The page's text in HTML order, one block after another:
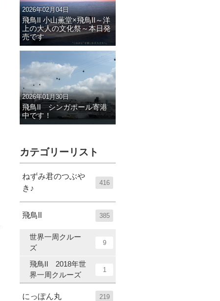
2026年02月04日
飛鳥II 小山薫堂×飛鳥II～洋
上の大人の文化祭～本日発
売です
2026年01月30日
飛鳥II シンガポール寄港
中です！
カテゴリーリスト
ねずみ君のつぶや
き♪
416
飛鳥II 385
世界一周クルー
ズ
9
飛鳥II 2018年世
界一周クルーズ
1
にっぽん丸 219